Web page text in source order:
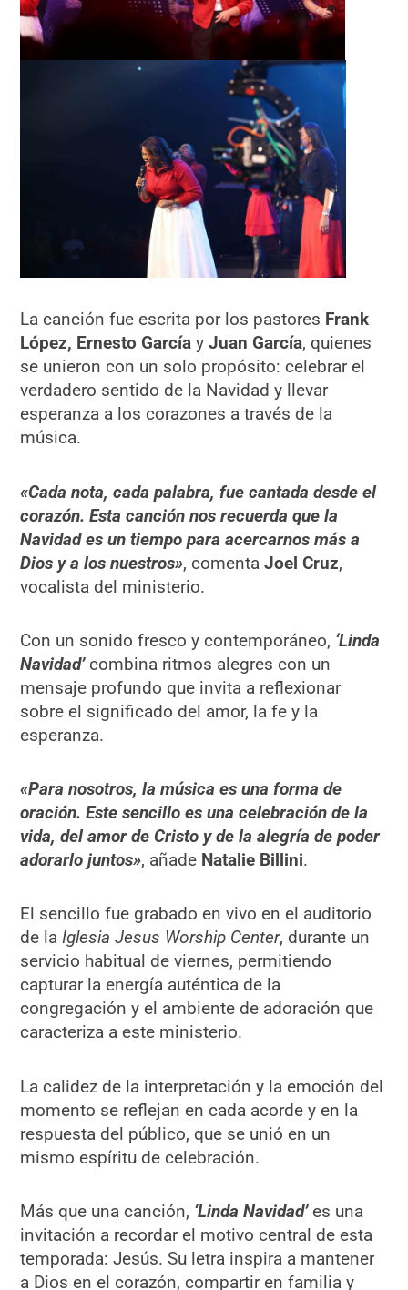
La canción fue escrita por los pastores Frank
López, Ernesto García yJuan García, quienes
se unieron con un solo propósito: celebrar el
verdadero sentido de la Navidad y llevar
esperanza a los corazones a través de la
música.
«Cada nota, cada palabra, fue cantada desde el
corazón. Esta canción nos recuerda que la
Navidad es un tiempo para acercarnos más a
Dios y a los nuestros», comentaJoel Cruz,
vocalista del ministerio.
Con un sonido fresco y contemporáneo, ‘Linda
Navidad’ combina ritmos alegres con un
mensaje profundo que invita a reflexionar
sobre el significado del amor, la fe y la
esperanza.
«Para nosotros, la música es una forma de
oración. Este sencillo es una celebración de la
vida, del amor de Cristo y de la alegría de poder
adorarlo juntos», añade Natalie Billini.
El sencillo fue grabado en vivo en el auditorio
de laIglesia Jesus Worship Center, durante un
servicio habitual de viernes, permitiendo
capturar la energía auténtica de la
congregación y el ambiente de adoración que
caracteriza a este ministerio.
La calidez de la interpretación y la emoción del
momento se reflejan en cada acorde y en la
respuesta del público, que se unió en un
mismo espíritu de celebración.
Más que una canción, ‘Linda Navidad’ es una
invitación a recordar el motivo central de esta
temporada: Jesús. Su letra inspira a mantener
a Dios en el corazón, compartir en familia y